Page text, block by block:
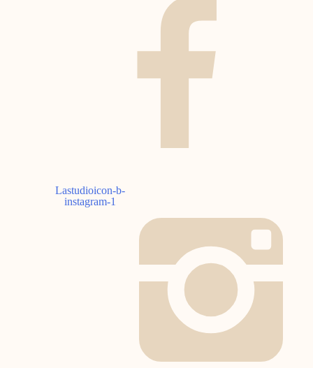
Lastudioicon-b-
instagram-1